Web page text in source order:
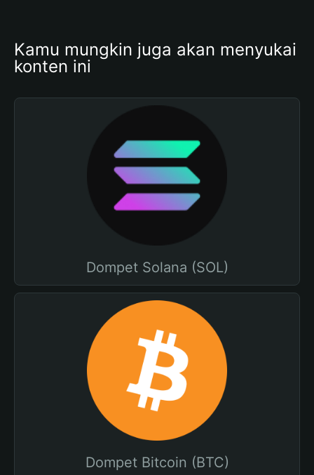
Kamu mungkin juga akan menyukai
konten ini
Dompet Solana (SOL)
Dompet Bitcoin (BTC)